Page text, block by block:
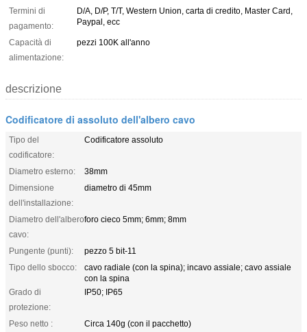
Termini di
pagamento:
D/A, D/P, T/T, Western Union, carta di credito, Master Card,
Paypal, ecc
Capacità di
alimentazione:
pezzi 100K all'anno
descrizione
Codificatore di assoluto dell'albero cavo
Tipo del
codificatore:
Codificatore assoluto
Diametro esterno:
38mm
Dimensione
dell'installazione:
diametro di 45mm
Diametro dell'albero
cavo:
foro cieco 5mm; 6mm; 8mm
Pungente (punti):
pezzo 5 bit-11
Tipo dello sbocco:
cavo radiale (con la spina); incavo assiale; cavo assiale
con la spina
Grado di
protezione:
IP50; IP65
Peso netto :
Circa 140g (con il pacchetto)